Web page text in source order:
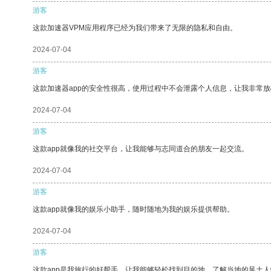
游客
这款加速器VPM应用程序已经为我们带来了无限的隐私和自由。
2024-07-04
游客
这款加速器app的安全性很高，使用过程中不会泄露个人信息，让我非常放
2024-07-04
游客
这款app就像我的社交平台，让我能够与志同道合的朋友一起交流。
2024-07-04
游客
这款app就像我的娱乐小助手，随时随地为我的娱乐提供帮助。
2024-07-04
游客